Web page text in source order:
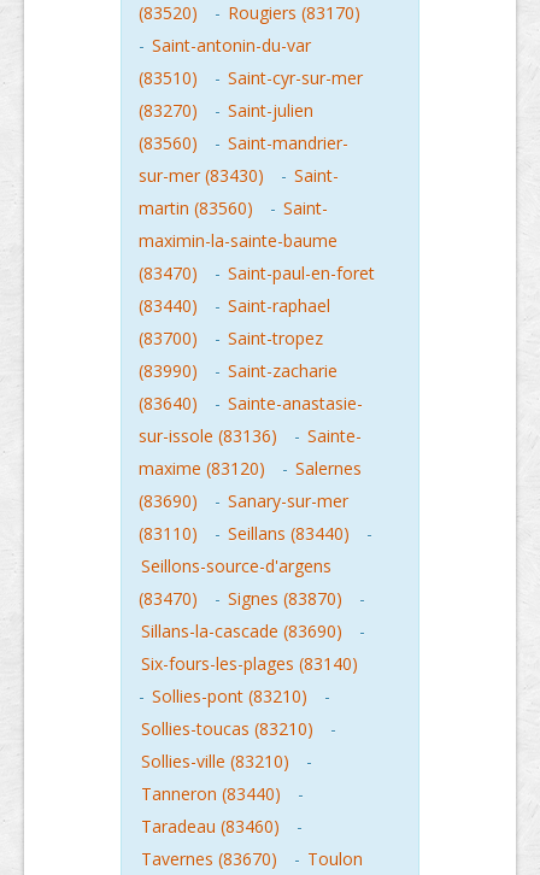
(83520)
- Rougiers (83170)
- Saint-antonin-du-var
(83510)
- Saint-cyr-sur-mer
(83270)
- Saint-julien
(83560)
- Saint-mandrier-
sur-mer (83430)
- Saint-
martin (83560)
- Saint-
maximin-la-sainte-baume
(83470)
- Saint-paul-en-foret
(83440)
- Saint-raphael
(83700)
- Saint-tropez
(83990)
- Saint-zacharie
(83640)
- Sainte-anastasie-
sur-issole (83136)
- Sainte-
maxime (83120)
- Salernes
(83690)
- Sanary-sur-mer
(83110)
- Seillans (83440)
-
Seillons-source-d'argens
(83470)
- Signes (83870)
-
Sillans-la-cascade (83690)
-
Six-fours-les-plages (83140)
- Sollies-pont (83210)
-
Sollies-toucas (83210)
-
Sollies-ville (83210)
-
Tanneron (83440)
-
Taradeau (83460)
-
Tavernes (83670)
- Toulon